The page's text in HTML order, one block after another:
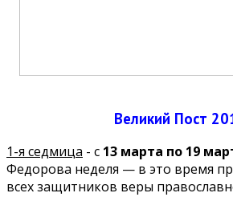
Великий Пост
1-я седмица - с 13 марта по 19
Федорова неделя — в это время
всех защитников веры